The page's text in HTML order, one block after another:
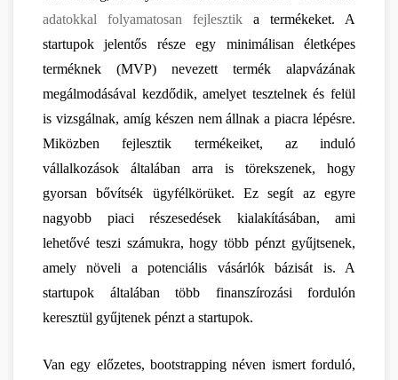
adatokkal folyamatosan fejlesztik a termékeket. A
startupok jelentős része egy minimálisan életképes
terméknek (MVP) nevezett termék alapvázának
megálmodásával kezdődik, amelyet tesztelnek és felül
is vizsgálnak, amíg készen nem állnak a piacra lépésre.
Miközben fejlesztik termékeiket, az induló
vállalkozások általában arra is törekszenek, hogy
gyorsan bővítsék ügyfélkörüket. Ez segít az egyre
nagyobb piaci részesedések kialakításában, ami
lehetővé teszi számukra, hogy több pénzt gyűjtsenek,
amely növeli a potenciális vásárlók bázisát is. A
startupok általában több finanszírozási fordulón
keresztül gyűjtenek pénzt a startupok.
Van egy előzetes, bootstrapping néven ismert forduló,